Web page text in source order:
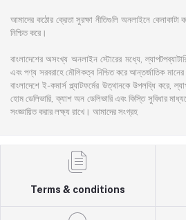
আমাদের কঠোর ক্রেতা সুরক্ষা নীতিগুলি অনলাইনে কেনাকাটা
নিশ্চিত করে।
বাংলাদেশের অসংখ্য অনলাইন স্টোরের মধ্যে,
এবং পণ্য সরবরাহে মৌলিকত্ব নিশ্চিত করে আন্তর্জাতিক
বাংলাদেশে ই-কমার্স প্ল্যাটফর্মের উত্থানকে উপলব্ধি করে,
হোম ডেলিভারি, ক্যাশ অন ডেলিভারি এবং কিস্তি সুবিধার
সংজ্ঞায়িত করার লক্ষ্য রাখে। আমাদের সংগ্রহ
Terms & conditions